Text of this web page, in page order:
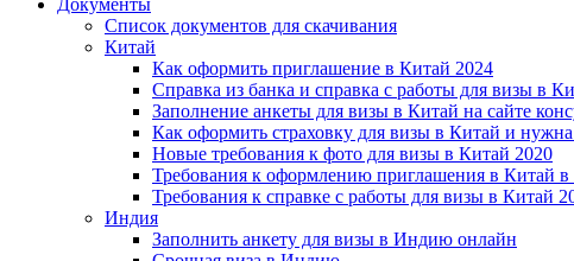
Документы
Список документов для скачивания
Китай
Как оформить приглашение в Китай 2024
Справка из банка и справка с работы для визы в
Заполнение анкеты для визы в Китай на сайте
Как оформить страховку для визы в Китай и
Новые требования к фото для визы в Китай 2020
Требования к оформлению приглашения в Китай в
Требования к справке с работы для визы в Китай
Индия
Заполнить анкету для визы в Индию онлайн